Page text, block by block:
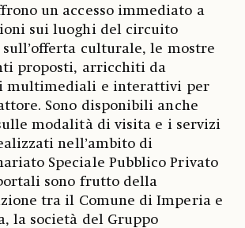
un accesso immediato a
sui luoghi del circuito
sull’offerta culturale, le mostre
proposti, arricchiti da
multimediali e interattivi per
Sono disponibili anche
modalità di visita e i servizi
nell’ambito di
Speciale Pubblico Privato
sono frutto della
tra il Comune di Imperia e
la società del Gruppo